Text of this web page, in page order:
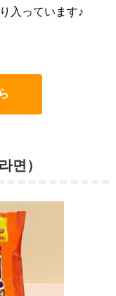
入っています♪
면）